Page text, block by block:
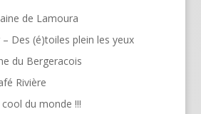
de Lamoura
Des (é)toiles plein les yeux
du Bergeracois
Rivière
du monde !!!